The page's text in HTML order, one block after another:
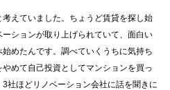
考えていました。ちょうど賃貸を探し始
ションが取り上げられていて、面白い
めたんです。調べていくうちに気持ち
めて自己投資としてマンションを買っ
社ほどリノベーション会社に話を聞きに